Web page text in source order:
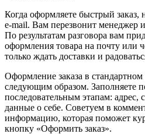
Когда оформляете быстрый
e-mail. Вам перезвонит менеджер
По результатам разговора вам
оформления товара на почту или
только ждать доставки и
Оформление заказа в
следующим образом. Заполняете
последовательным этапам: адрес,
данные о себе. Советуем в
информацию, которая поможет
кнопку «Оформить заказ».